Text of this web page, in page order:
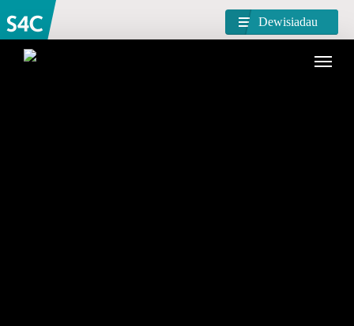
Dewisiadau